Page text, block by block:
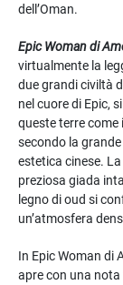
dell’Oman.
Epic Woman di
virtualmente la
due grandi civiltà
nel cuore di Epic,
queste terre come
secondo la
estetica cinese.
preziosa giada
legno di oud si
un’atmosfera
In Epic Woman di
apre con una